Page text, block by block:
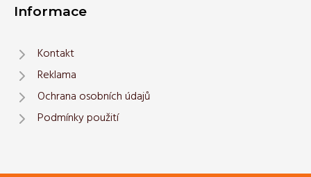
Informace
Kontakt
Reklama
Ochrana osobních údajů
Podmínky použití